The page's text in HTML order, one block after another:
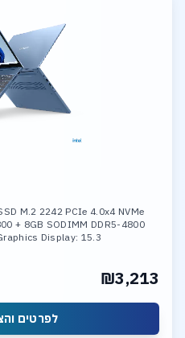
M.2 2242 PCIe 4.0x4 NVMe
+ 8GB SODIMM DDR5-4800
Display: 15.3
₪3,213
לפרטים